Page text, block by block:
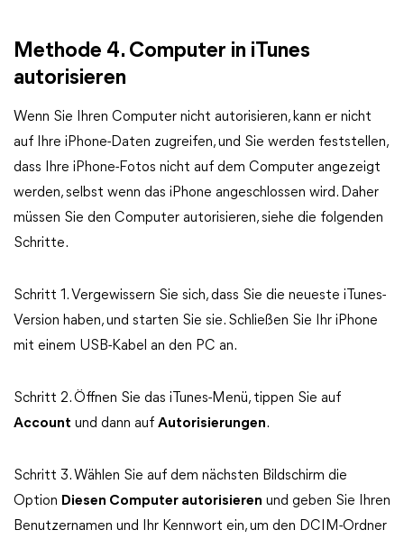
Methode 4. Computer in iTunes
autorisieren
Wenn Sie Ihren Computer nicht autorisieren, kann er nicht
auf Ihre iPhone-Daten zugreifen, und Sie werden feststellen,
dass Ihre iPhone-Fotos nicht auf dem Computer angezeigt
werden, selbst wenn das iPhone angeschlossen wird. Daher
müssen Sie den Computer autorisieren, siehe die folgenden
Schritte.
Schritt 1. Vergewissern Sie sich, dass Sie die neueste iTunes-
Version haben, und starten Sie sie. Schließen Sie Ihr iPhone
mit einem USB-Kabel an den PC an.
Schritt 2. Öffnen Sie das iTunes-Menü, tippen Sie auf
Account und dann auf Autorisierungen.
Schritt 3. Wählen Sie auf dem nächsten Bildschirm die
Option Diesen Computer autorisieren und geben Sie Ihren
Benutzernamen und Ihr Kennwort ein, um den DCIM-Ordner